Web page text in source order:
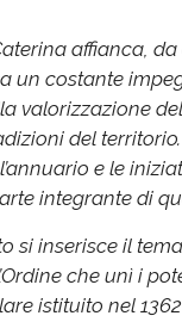
affianca, da
un costante
valorizzazione
del
e le
integrante di
si inserisce il
che unì i
istituito nel